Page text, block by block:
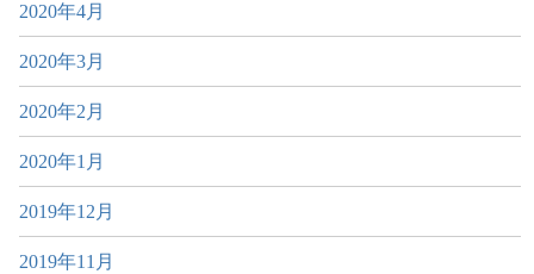
2020年4月
2020年3月
2020年2月
2020年1月
2019年12月
2019年11月